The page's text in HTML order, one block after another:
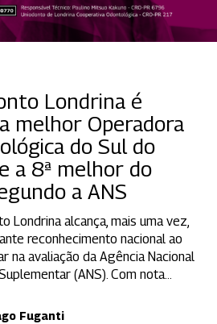
Londrina é
melhor Operadora
do Sul do
a 8ª melhor do
a ANS
Londrina alcança, mais uma vez,
reconhecimento nacional ao
na avaliação da Agência Nacional
(ANS). Com nota…
Fuganti